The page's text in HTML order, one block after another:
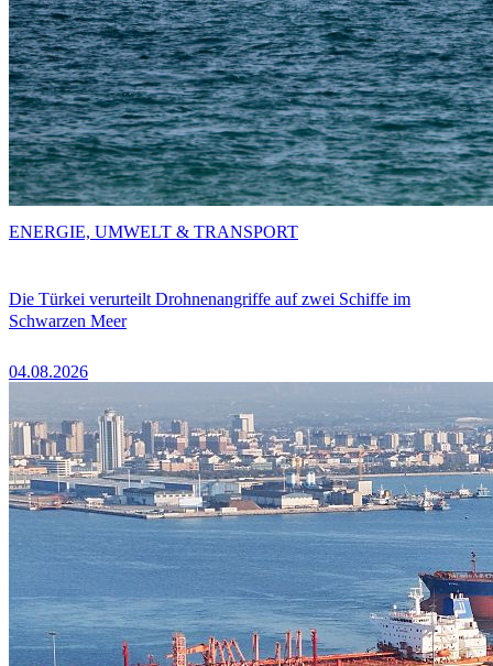
Die Türkei verurteilt Drohnenangriffe auf zwei Schiffe im
Schwarzen Meer
04.08.2026
ENERGIE, UMWELT & TRANSPORT